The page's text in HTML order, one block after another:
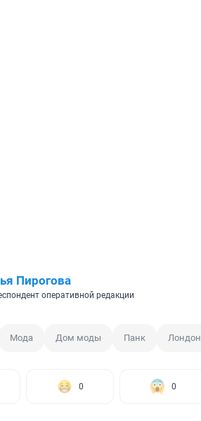
Пирогова
оперативной редакции
Мода Дом моды Панк Лондон
0 0